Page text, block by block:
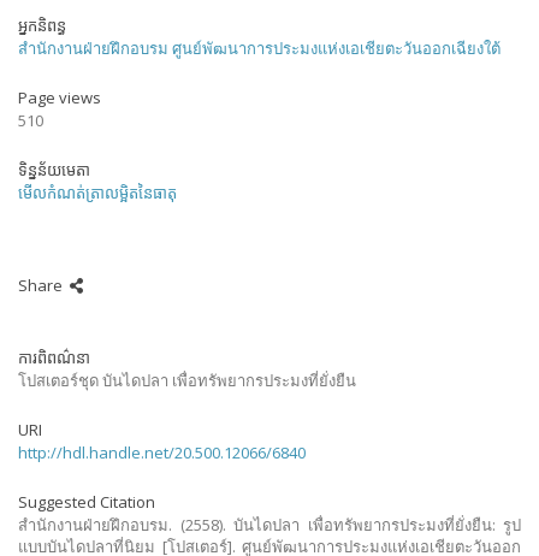
អ្នកនិពន្ធ
สำนักงานฝ่ายฝึกอบรม ศูนย์พัฒนาการประมงแห่งเอเชียตะวันออกเฉียงใต้
Page views
510
ទិន្នន័យមេតា
មើលកំណត់ត្រាលម្អិតនៃធាតុ
Share
ការពិពណ៌នា
โปสเตอร์ชุด บันไดปลา เพื่อทรัพยากรประมงที่ยั่งยืน
URI
http://hdl.handle.net/20.500.12066/6840
Suggested Citation
สำนักงานฝ่ายฝึกอบรม. (2558). บันไดปลา เพื่อทรัพยากรประมงที่ยั่งยืน: รูป
แบบบันไดปลาที่นิยม [โปสเตอร์]. ศูนย์พัฒนาการประมงแห่งเอเชียตะวันออก